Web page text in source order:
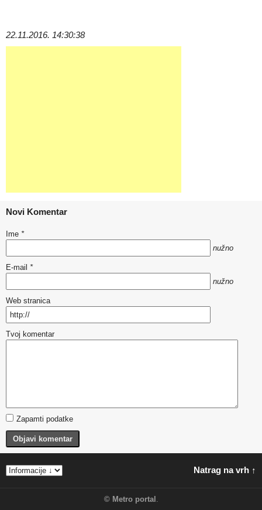
22.11.2016. 14:30:38
Novi Komentar
Ime *
nužno
E-mail *
nužno
Web stranica
Tvoj komentar
Zapamti podatke
Objavi komentar
Natrag na vrh ↑
© Metro portal .